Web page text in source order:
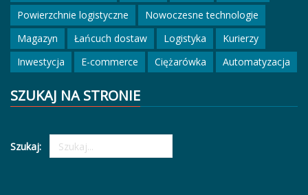
Powierzchnie logistyczne
Nowoczesne technologie
Magazyn
Łańcuch dostaw Logistyka
Kurierzy
Inwestycja
E-commerce Ciężarówka Automatyzacja
SZUKAJ NA STRONIE
Szukaj: